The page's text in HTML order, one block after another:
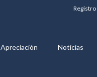
Registro
Apreciación Noticias